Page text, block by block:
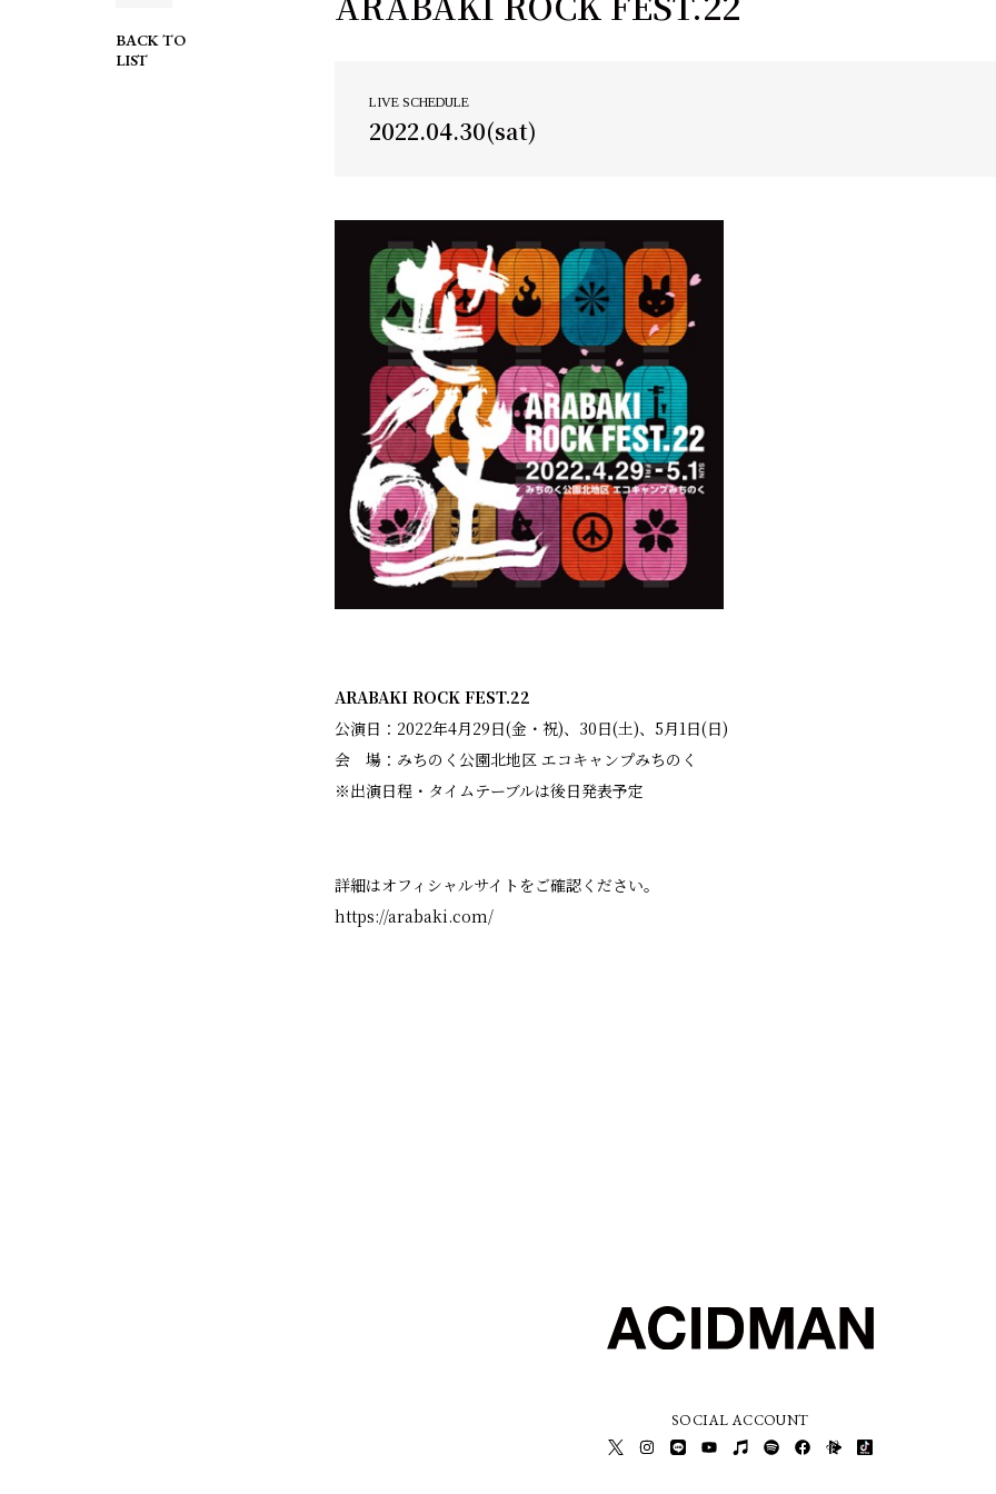
BACK TO
LIST
LIVE SCHEDULE
2022.04.30(sat)
ARABAKI ROCK FEST.22
公演日：2022年4月29日(金・祝)、30日(土)、5月1日(日)
会 場：みちのく公園北地区 エコキャンプみちのく
※出演日程・タイムテーブルは後日発表予定
詳細はオフィシャルサイトをご確認ください。
https://arabaki.com/
SOCIAL ACCOUNT